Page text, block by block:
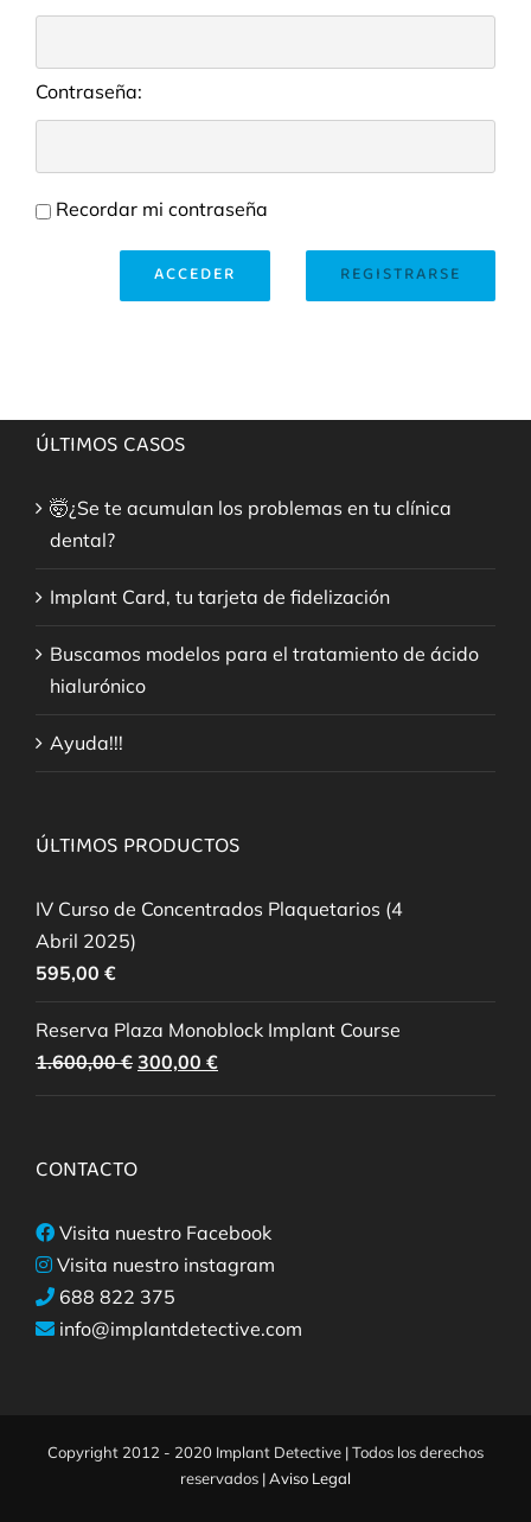
Contraseña:
Recordar mi contraseña
REGISTRARSE
ACCEDER
ÚLTIMOS CASOS
🤯¿Se te acumulan los problemas en tu clínica
dental?
Implant Card, tu tarjeta de fidelización
Buscamos modelos para el tratamiento de ácido
hialurónico
Ayuda!!!
ÚLTIMOS PRODUCTOS
IV Curso de Concentrados Plaquetarios (4
Abril 2025)
595,00 €
Reserva Plaza Monoblock Implant Course
1.600,00€ El
precio
300,00 €
precio
CONTACTO
Visita nuestro Facebook
Visita nuestro instagram
688 822 375
info@implantdetective.com
Copyright 2012 - 2020 Implant Detective | Todos los derechos
reservados |Aviso Legal